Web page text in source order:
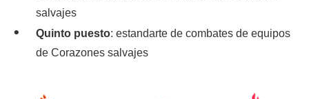
salvajes
Quinto puesto: estandarte de combates de equipos
de Corazones salvajes